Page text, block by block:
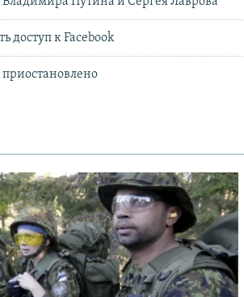
доступ к Facebook
приостановлено